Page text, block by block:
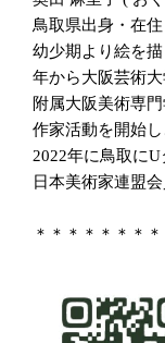
鳥取県出身・在住
幼少期より絵を
年から大阪芸術
附属大阪美術専
作家活動を開始し
2022年に鳥取にU
日本美術家連盟
＊＊＊＊＊＊＊